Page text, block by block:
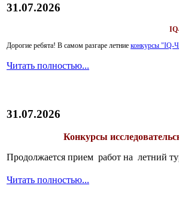
31.07.2026
Дорогие ребята! В самом разгаре летние конкурсы "IQ-
Читать полностью...
31.07.2026
Конкурсы
Продолжается прием работ на летний
Читать полностью...